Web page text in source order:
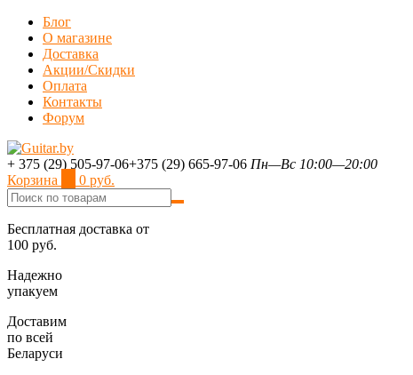
Блог
О магазине
Доставка
Акции/Скидки
Оплата
Контакты
Форум
+ 375 (29) 505-97-06+375 (29) 665-97-06 Пн—Вс 10:00—20:00
Корзина
0 руб.
Бесплатная доставка от
100 руб.
Надежно
упакуем
Доставим
по всей
Беларуси